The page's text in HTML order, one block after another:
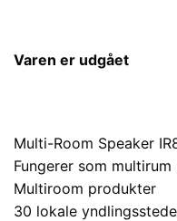
Varen er udgået
Multi-Room Speaker
Fungerer som
Multiroom produkter
30 lokale